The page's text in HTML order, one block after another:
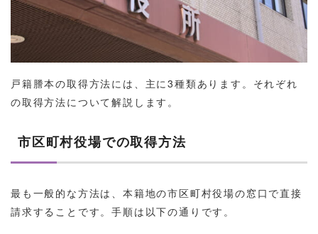
戸籍謄本の取得方法には、主に3種類あります。それぞれ
の取得方法について解説します。
市区町村役場での取得方法
最も一般的な方法は、本籍地の市区町村役場の窓口で直接
請求することです。手順は以下の通りです。